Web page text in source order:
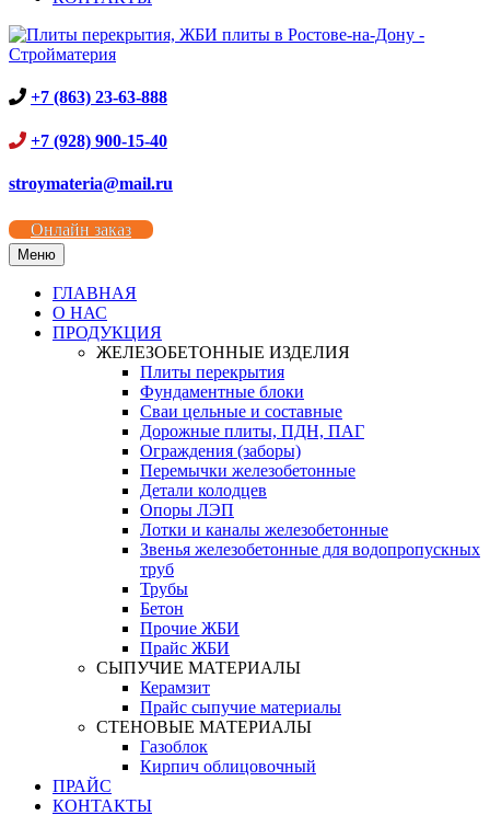
+7 (863) 23-63-888
+7 (928) 900-15-40
stroymateria@mail.ru
Онлайн заказ
Меню
ГЛАВНАЯ
О НАС
ПРОДУКЦИЯ
ЖЕЛЕЗОБЕТОННЫЕ ИЗДЕЛИЯ
Плиты перекрытия
Фундаментные блоки
Сваи цельные и составные
Дорожные плиты, ПДН, ПАГ
Ограждения (заборы)
Перемычки железобетонные
Детали колодцев
Опоры ЛЭП
Лотки и каналы железобетонные
Звенья железобетонные для водопропускных
труб
Трубы
Бетон
Прочие ЖБИ
Прайс ЖБИ
СЫПУЧИЕ МАТЕРИАЛЫ
Керамзит
Прайс сыпучие материалы
СТЕНОВЫЕ МАТЕРИАЛЫ
Газоблок
Кирпич облицовочный
ПРАЙС
КОНТАКТЫ